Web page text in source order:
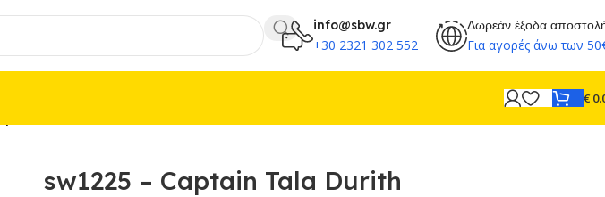
info@sbw.gr
+30 2321 302 552
Δωρεάν έξοδα
Για αγορές άνω των
€
sw1225 – Captain Tala Durith